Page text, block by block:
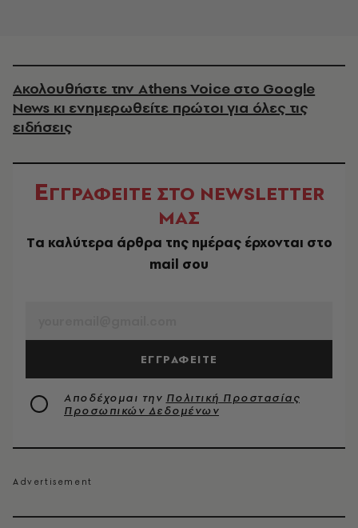
Ακολουθήστε την Athens Voice στο Google
News κι ενημερωθείτε πρώτοι για όλες τις
ειδήσεις
ΕΓΓΡΑΦΕΙΤΕ ΣΤΟ NEWSLETTER
ΜΑΣ
Tα καλύτερα άρθρα της ημέρας έρχονται στο
mail σου
ΕΓΓΡΑΦΕΙΤΕ
Αποδέχομαι την Πολιτική Προστασίας
Προσωπικών Δεδομένων